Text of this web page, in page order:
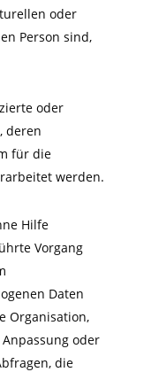
oder
Person sind,
oder
deren
für die
werden.
Hilfe
Vorgang
Daten
Organisation,
oder
die